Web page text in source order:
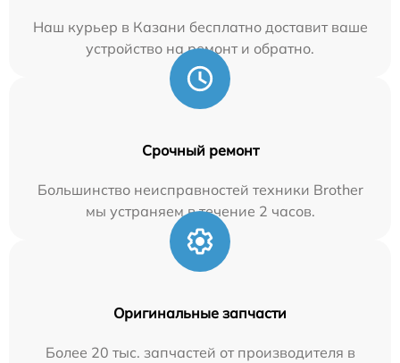
Наш курьер в Казани бесплатно доставит ваше
устройство на ремонт и обратно.
Срочный ремонт
Большинство неисправностей техники Brother
мы устраняем в течение 2 часов.
Оригинальные запчасти
Более 20 тыс. запчастей от производителя в